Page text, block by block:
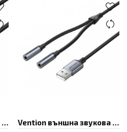
Vention външна звукова карта USB Sound card 1-Port 0.25M Gray - CVFHC Vention външна звукова карта USB Sound card 2-Port 0.25M Gray - CVHHC